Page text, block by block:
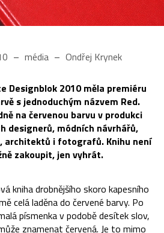
média Ondřej Krynek
Designblok 2010 měla premiéru
s jednoduchým názvem Red.
na červenou barvu v produkci
designerů, módních návrhářů,
architektů i fotografů. Knihu není
zakoupit, jen vyhrát.
kniha drobnějšího skoro kapesního
celá laděna do červené barvy. Po
písmenka v podobě desítek slov,
znamenat červená. Je to mimo